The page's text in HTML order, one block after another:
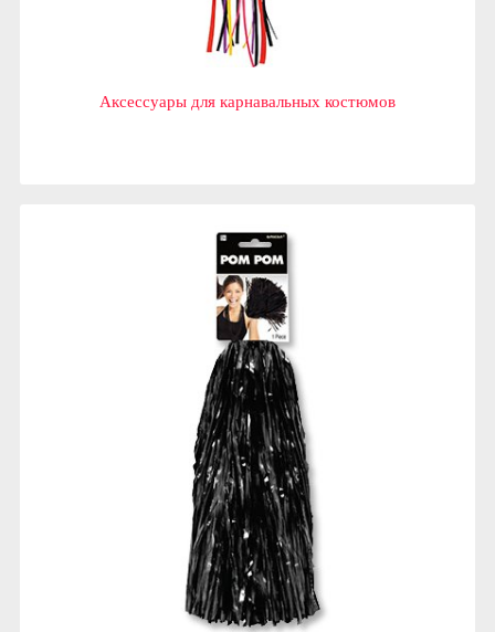
Аксессуары для карнавальных костюмов